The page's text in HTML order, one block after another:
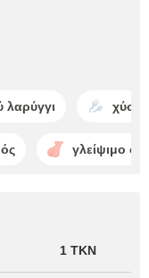
λαρύγγι
γλείψιμο
1 TKN